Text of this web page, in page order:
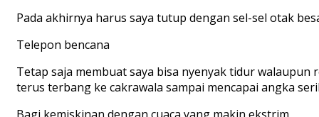
Pada akhirnya harus saya tutup dengan sel-sel otak
Telepon bencana
Tetap saja membuat saya bisa nyenyak tidur
terus terbang ke cakrawala sampai mencapai angka
Bagi kemiskinan dengan cuaca yang makin ekstrim